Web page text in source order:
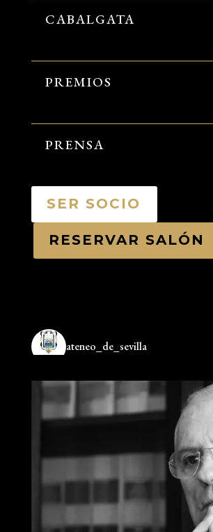
CABALGATA
PREMIOS
PRENSA
SER SOCIO
RESERVAR SALÓN
ateneo_de_sevilla